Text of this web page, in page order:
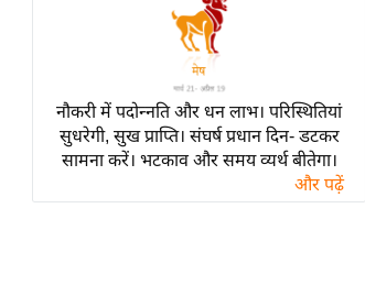
धर्मस्थल
व्रत
नौकरी में पदोन्नति और धन लाभ। परिस्थितियां
सुधरेगी, सुख प्राप्ति। संघर्ष प्रधान दिन- डटकर
सामना करें। भटकाव और समय व्यर्थ बीतेगा।
और पढ़ें